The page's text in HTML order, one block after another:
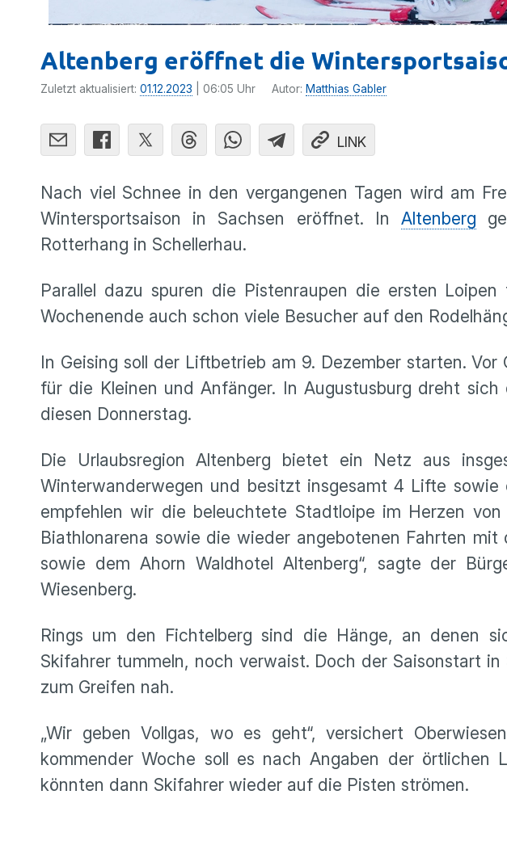
Altenberg eröffnet die
Zuletzt aktualisiert: 01.12.2023 | 06:05 Uhr Autor: Matthias Gabler
LINK
Nach viel Schnee in den vergangenen Tagen wird am
Wintersportsaison in Sachsen eröffnet. In Altenberg
Rotterhang in Schellerhau.
Parallel dazu spuren die Pistenraupen die ersten
Wochenende auch schon viele Besucher auf den
In Geising soll der Liftbetrieb am 9. Dezember starten. Vor
für die Kleinen und Anfänger. In Augustusburg dreht
diesen Donnerstag.
Die Urlaubsregion Altenberg bietet ein Netz aus
Winterwanderwegen und besitzt insgesamt 4 Lifte sowie
empfehlen wir die beleuchtete Stadtloipe im Herzen
Biathlonarena sowie die wieder angebotenen Fahrten
sowie dem Ahorn Waldhotel Altenberg“, sagte der
Wiesenberg.
Rings um den Fichtelberg sind die Hänge, an denen
Skifahrer tummeln, noch verwaist. Doch der Saisonstart
zum Greifen nah.
„Wir geben Vollgas, wo es geht“, versichert
kommender Woche soll es nach Angaben der örtlichen
könnten dann Skifahrer wieder auf die Pisten strömen.